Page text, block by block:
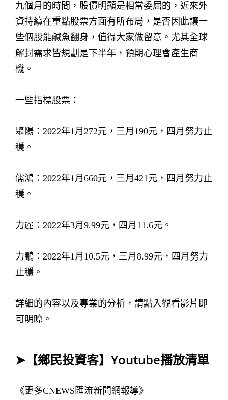
九個月的時間，股價明顯是相當委屈的，近來外
資持續在重點股票方面有所布局，是否因此讓一
些個股能鹹魚翻身，值得大家做留意。尤其全球
解封需求皆規劃是下半年，預期心理會產生商
機。
一些指標股票：
聚陽：2022年1月272元，三月190元，四月努力止
穩。
儒鴻：2022年1月660元，三月421元，四月努力止
穩。
力麗：2022年3月9.99元，四月11.6元。
力鵬：2022年1月10.5元，三月8.99元，四月努力
止穩。
詳細的內容以及專業的分析，請點入觀看影片即
可明瞭。
➤【鄉民投資客】Youtube播放清單
《更多CNEWS匯流新聞網報導》